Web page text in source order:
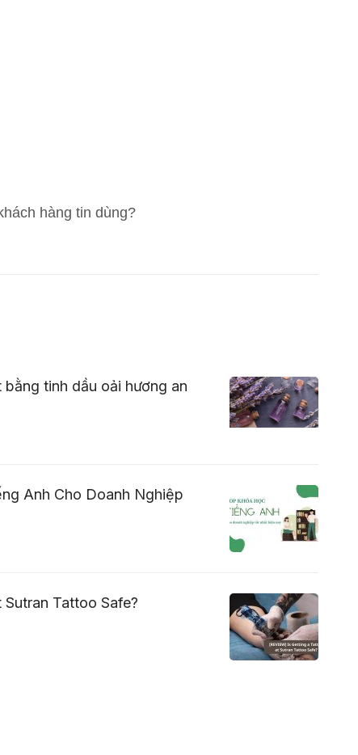
hàng tin dùng?
tinh dầu oải hương an
Anh Cho Doanh Nghiệp
Tattoo Safe?